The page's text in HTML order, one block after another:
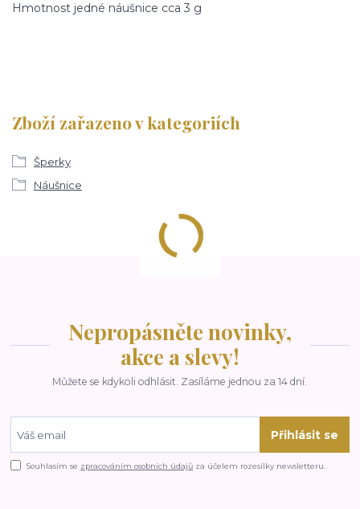
Hmotnost jedné náušnice cca 3 g
Zboží zařazeno v kategoriích
Šperky
Náušnice
Nepropásněte novinky,
akce a slevy!
Můžete se kdykoli odhlásit. Zasíláme jednou za 14 dní.
Přihlásit se
Souhlasím se zpracováním osobních údajů za účelem rozesílky newsletteru.